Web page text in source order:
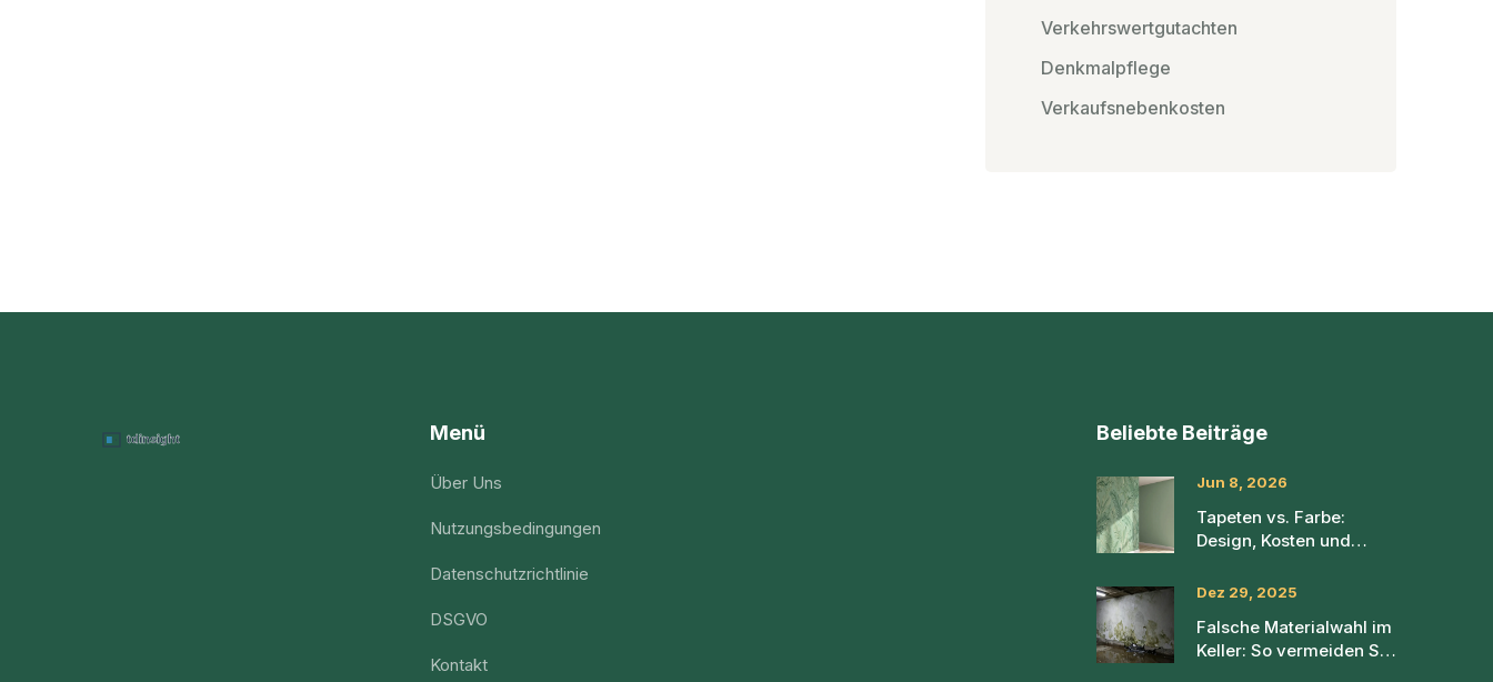
Verkehrswertgutachten
Denkmalpflege
Verkaufsnebenkosten
Menü
Über Uns
Nutzungsbedingungen
Datenschutzrichtlinie
DSGVO
Kontakt
Beliebte Beiträge
Jun 8, 2026
Tapeten vs. Farbe:
Design, Kosten und
Vergleich
Dez 29, 2025
Falsche Materialwahl im
Keller: So vermeiden Sie